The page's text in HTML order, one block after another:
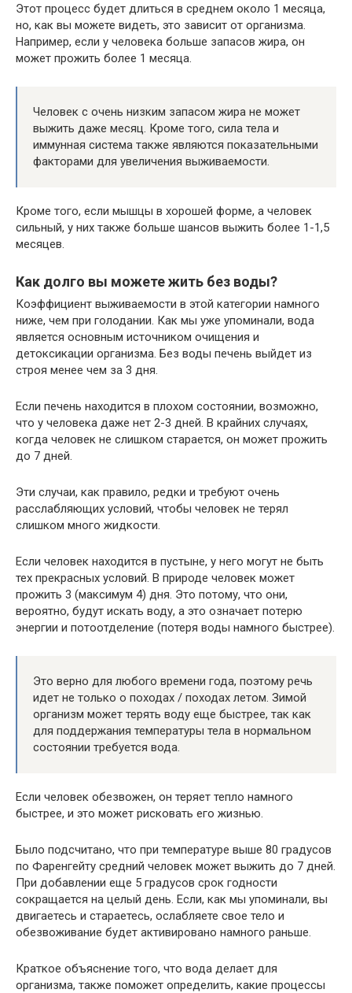
Этот процесс будет длиться в среднем около 1 месяца,
но, как вы можете видеть, это зависит от организма.
Например, если у человека больше запасов жира, он
может прожить более 1 месяца.
Человек с очень низким запасом жира не может
выжить даже месяц. Кроме того, сила тела и
иммунная система также являются показательными
факторами для увеличения выживаемости.
Кроме того, если мышцы в хорошей форме, а человек
сильный, у них также больше шансов выжить более 1-1,5
месяцев.
Как долго вы можете жить без воды?
Коэффициент выживаемости в этой категории намного
ниже, чем при голодании. Как мы уже упоминали, вода
является основным источником очищения и
детоксикации организма. Без воды печень выйдет из
строя менее чем за 3 дня.
Если печень находится в плохом состоянии, возможно,
что у человека даже нет 2-3 дней. В крайних случаях,
когда человек не слишком старается, он может прожить
до 7 дней.
Эти случаи, как правило, редки и требуют очень
расслабляющих условий, чтобы человек не терял
слишком много жидкости.
Если человек находится в пустыне, у него могут не быть
тех прекрасных условий. В природе человек может
прожить 3 (максимум 4) дня. Это потому, что они,
вероятно, будут искать воду, а это означает потерю
энергии и потоотделение (потеря воды намного быстрее).
Это верно для любого времени года, поэтому речь
идет не только о походах / походах летом. Зимой
организм может терять воду еще быстрее, так как
для поддержания температуры тела в нормальном
состоянии требуется вода.
Если человек обезвожен, он теряет тепло намного
быстрее, и это может рисковать его жизнью.
Было подсчитано, что при температуре выше 80 градусов
по Фаренгейту средний человек может выжить до 7 дней.
При добавлении еще 5 градусов срок годности
сокращается на целый день. Если, как мы упоминали, вы
двигаетесь и стараетесь, ослабляете свое тело и
обезвоживание будет активировано намного раньше.
Краткое объяснение того, что вода делает для
организма, также поможет определить, какие процессы